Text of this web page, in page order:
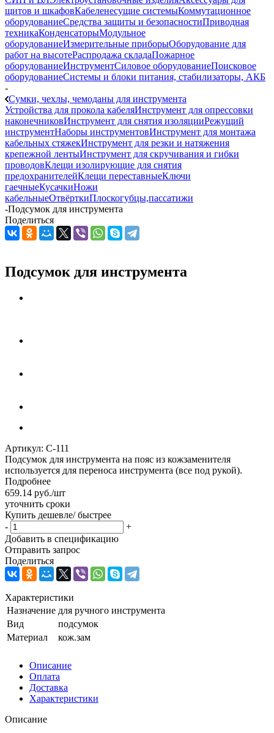
щитов и шкафовКабеленесущие системыКоммутационное
оборудованиеСредства защиты и безопасностиПриводная
техникаКонденсаторыМодульное
оборудованиеИзмерительные приборыОборудование для
работ на высотеРаспродажа складаПожарное
оборудованиеИнструментСиловое оборудованиеПоисковое
оборудованиеСистемы и блоки питания, стабилизаторы, АКБ
-
Сумки, чехлы, чемоданы для инструмента
Устройства для прокола кабеляИнструмент для опрессовки
наконечниковИнструмент для снятия изоляцииРежущий
инструментНаборы инструментовИнструмент для монтажа
кабельных стяжекИнструмент для резки и натяжения
крепежной лентыИнструмент для скручивания и гибки
проводовКлещи изолирующие для снятия
предохранителейКлещи переставныеКлючи
гаечныеКусачкиНожи
кабельныеОтвёрткиПлоскогубцы,пассатижи
-Подсумок для инструмента
Поделиться
Подсумок для инструмента
Артикул: С-111
Подсумок для инструмента на пояс из кожзаменителя
используется для переноса инструмента (все под рукой).
Подробнее
659.14 руб./шт
уточнить сроки
Купить дешевле/ быстрее
-
+
Добавить в спецификацию
Отправить запрос
Поделиться
Характеристики
Назначение для ручного инструмента
Вид
подсумок
Материал
кож.зам
Описание
Оплата
Доставка
Характеристики
Описание